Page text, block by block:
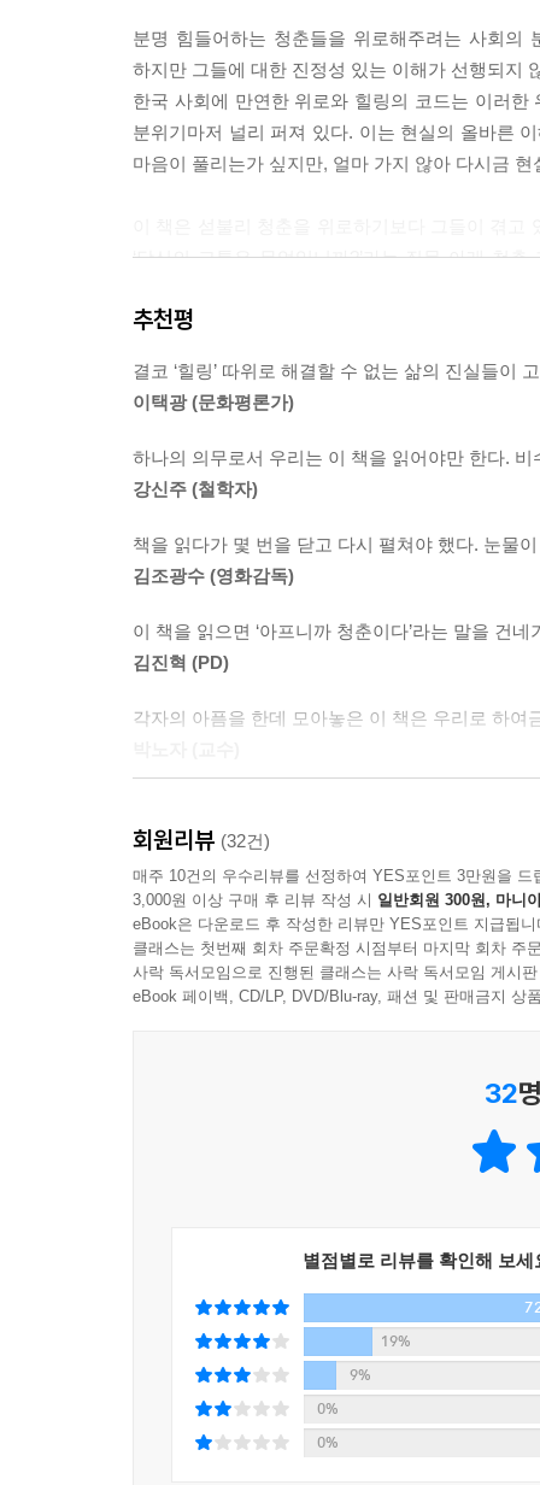
김 씨가 사망한 작업 현장을 둘러본 뒤 회사 쪽 사
하는 본사 건물은 서울에 있는 어떤 건물보다도
화하지 않았다. 김 씨의 장례식 내내 차가운 가을
물에 녹아내린 청춘」
그날부터 투사가 됐다.
황상기 씨의 예상대로 유미 혼자만 죽은 게 아니
가에서 소주 한잔 하자고 해서 함께 횟집에 갔다.
“왜 산업재해가 아니냐”며 욕까지 퍼붓고 일어나
백혈병으로 죽어간 삼성의 어린 노동자들은 대부
기서 싸움을 끝내지 않으려고 한다. 더 많은 피해
서울 강남의 거대한 삼성 본관 앞에 딸의 사진을
번째 카이스트 학생의 자살이었다.
영재들을 모아두고 학교는 잔인하게 상대평가를
다. 자존심이 무너져 서로 성적 이야기를 하지도
클리닉을 찾아 상담도 받았다. 그곳에서 민식 씨
어요”라고 털어놨다.
씬 더 질기고 단단했다. 경쟁 사회의 두껍고 높은
돌아보면 지난 1년, 스스로 생각해도 대단했다.
느새 1000만 원 가까이 된다.
1년 전을 떠올렸다. 당시 그는 외국계 홍보회사에
고작 3년 뒤 홍보회사를 스스로 박차고 나가 보
만 원도 채 되지 않았다. 몸은 바쁘고 월급은 적
어려웠다. 생각이 여기에 미치자 더이상 꿈만 좇
분명 힘들어하는 청춘들을 위로해주려는 사회의
하지만 그들에 대한 진정성 있는 이해가 선행되지
한국 사회에 만연한 위로와 힐링의 코드는 이러
분위기마저 널리 퍼져 있다. 이는 현실의 올바른
마음이 풀리는가 싶지만, 얼마 가지 않아 다시금
‘당신의 고통은 무엇입니까?’라는 질문 아래 청
꿈을 어떻게 꾸는 건지조차 모르는 고등학생 소
살해당한 여성….
노동, 돈, 경쟁, 여성을 키워드로 묶은 모두 24
힘으로는 목소리를 낼 수 없는 사람들의 목소리
나쁜 사회에서 살지 않을 권리
저마다의 사연은 다르지만 저자가 찾아간 고통의
제도가, 나쁜 편견이 청춘을 짓누르고 있었다. 그
휘둘러도 벗어나기 힘든 가부장제 사회”가 만
사람의 개별적인 위로만으로는 치유될 수 없는 삶
높은 학비에 고통받는 청춘들에게 필요한 것은 낮
다치고 사망하는 청춘들에게 필요한 것은 재발방
변화지 위로가 아니다. 저자는 청춘이 맞닥뜨리는
현실을 입체적으로 조명한 스토리 르포르타주
문제를 다루면서도, 얼핏 객관적으로 보이는 논
독자들의 마음이 움직이기를 바란다. 다시 말해
저자가 ‘현시창’을 ‘현실은 시궁창’으로 읽고 생
특히 임지선은 단지 취재한 내용에 형식적으로
에서 발군의 실력을 발휘하며 보여준 그의 ‘이야
우리 시대 여러 청춘들의 삶을 감동적이고 정직
재구성되면서 살아 있는 현실로 탈바꿈된다. 한
이해할 수 있을 것이다.
감동적인 텍스트와 위트 있는 그림의 만남
추천평
결코 ‘힐링’ 따위로 해결할 수 없는 삶의 진실들이
이택광 (문화평론가)
하나의 의무로서 우리는 이 책을 읽어야만 한다.
강신주 (철학자)
책을 읽다가 몇 번을 닫고 다시 펼쳐야 했다. 눈물
김조광수 (영화감독)
이 책을 읽으면 ‘아프니까 청춘이다’라는 말을 건
김진혁 (PD)
각자의 아픔을 한데 모아놓은 이 책은 우리로 하
김규항 (칼럼니스트)
젊음이 무슨 고래 심줄이란 말인가. 얕은 힐링으
- 김현진 (에세이스트)
기자 임지선은 우리 곁의 삶, 아니 죽음의 진실을
임지선과 같은 섬세하고 따뜻한 시선이 있어 위로
인간으로의 권리와 삶이 토막나버린 이들의 사연
이 보고서를 읽으면서 저는 저항과 해방의 근거
- 함세웅 (가톨릭 신부)
글쓴이의 냉정하리만큼 절제된 문체는 이웃의 고
홍세화 (진보신당 대표)
회원리뷰 (32건)
매주 10건의 우수리뷰를 선정하여 YES포인트 3만원을 드
3,000원 이상 구매 후 리뷰 작성 시 일반회원 300원, 마니
eBook은 다운로드 후 작성한 리뷰만 YES포인트 지급됩니
클래스는 첫번째 회차 주문확정 시점부터 마지막 회차 주
사락 독서모임으로 진행된 클래스는 사락 독서모임 게시
eBook 페이백, CD/LP, DVD/Blu-ray, 패션 및 판매금지 상
32
별점별로 리뷰를 확인해 보세
19%
9%
0%
0%